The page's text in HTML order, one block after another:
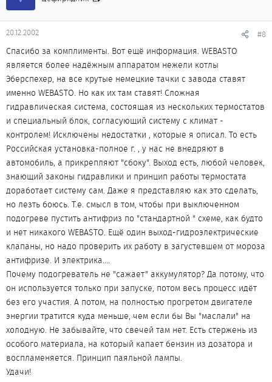
20.12.2002 #8
Спасибо за комплименты. Вот ещё информация. WЕBASTO
является более надёжным аппаратом нежели котлы
Эберспехер, на все крутые немецкие тачки с завода ставят
именно WEBASTO. Но как их там ставят! Сложная
гидравлическая система, состоящая из нескольких термостатов
и специальный блок, согласующий систему с климат -
контролем! Исключены недостатки , которые я описал. То есть
Российская установка-полное г. , у нас не внедряют в
автомобиль, а прикрепляют "сбоку". Выход есть, любой человек,
знающий законы гидравлики и принцип работы термостата
доработает систему сам. Даже я представляю как это сделать,
но лезть боюсь. Т.е. смысл в том, чтобы при выключенном
подогреве пустить антифриз по "стандартной " схеме, как будто
и нет никакого WEBASTO. Ещё один выход-гидроэлектрические
клапаны, но надо проверить их работу в загустевшем от мороза
антифризе. И электрика....
Почему подогреватель не "сажает" аккумулятор? Да потому, что
он используется только при запуске, потом весь процесс идёт
без его участия. А потом, на полностью прогретом двигателе
энергии тратится куда меньше, чем если бы Вы "маслали" на
холодную. Не забывайте, что свечей там нет. Есть стержень из
особого материала, на который капает бензин из дозатора и
воспламеняется. Принцип паяльной лампы.
Удачи!